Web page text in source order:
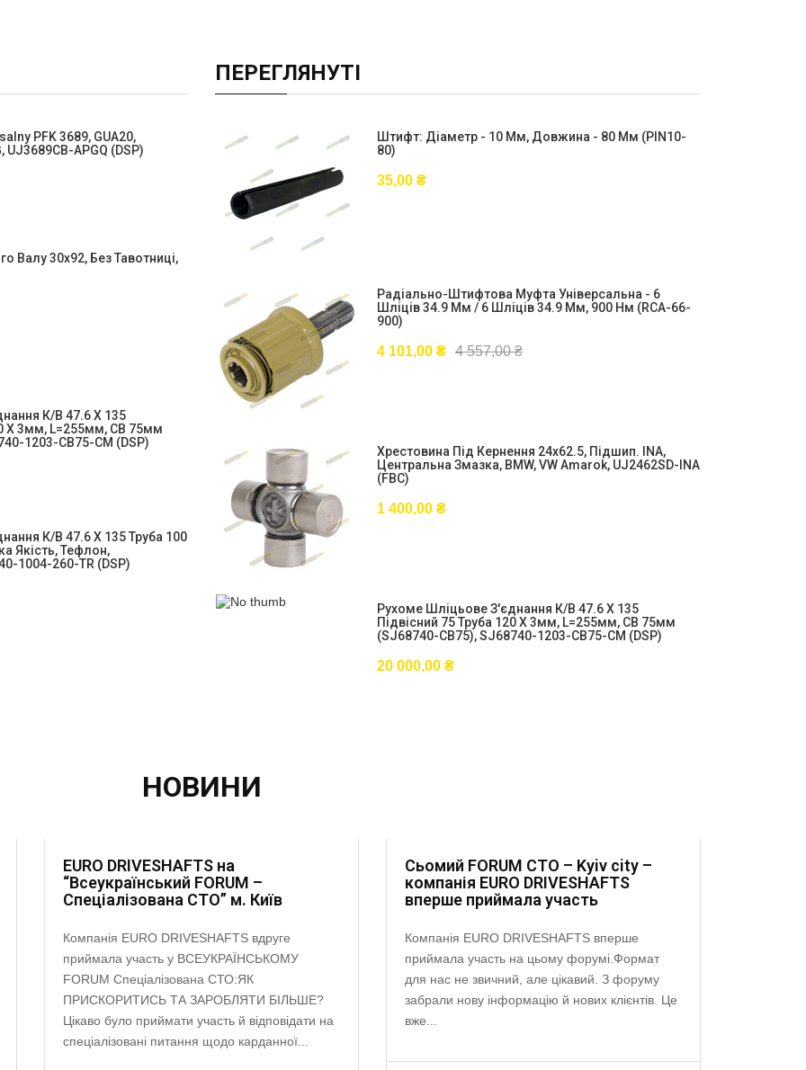
PFK 3689, GUA20,
UJ3689CB-APGQ (DSP)
Валу 30x92, Без Тавотниці,
К/в 47.6 X 135
X 3мм, L=255мм, CB 75мм
1203-CB75-CM (DSP)
К/в 47.6 X 135 Труба 100
Якість, Тефлон,
1004-260-TR (DSP)
ПЕРЕГЛЯНУТІ
- 8 Шліців / 8 Шліців
1200 Нм, (FCA-88-1200)
Штифт: Діаметр - 10 Мм, Довжина - 80 Мм (PIN10-
80)
35,00 ₴
Радіально-Штифтова Муфта Універсальна - 6
Шліців 34.9 Мм / 6 Шліців 34.9 Мм, 900 Нм (RCA-66-
900)
4 557,00₴
4 101,00 ₴
Хрестовина Під Кернення 24x62.5, Підшип. INA,
Центральна Змазка, BMW, VW Amarok, UJ2462SD-INA
(FBC)
1 400,00 ₴
Рухоме Шліцьове З'єднання К/в 47.6 X 135
Підвісний 75 Труба 120 X 3мм, L=255мм, CB 75мм
(SJ68740-CB75), SJ68740-1203-CB75-CM (DSP)
20 000,00 ₴
НОВИНИ
EURO DRIVESHAFTS на
“Всеукраїнський FORUM –
Спеціалізована СТО” м. Київ
Компанія EURO DRIVESHAFTS вдруге
приймала участь у ВСЕУКРАЇНСЬКОМУ
FORUM Спеціалізована СТО:ЯК
ПРИСКОРИТИСЬ ТА ЗАРОБЛЯТИ БІЛЬШЕ?
Цікаво було приймати участь й відповідати на
спеціалізовані питання щодо карданної...
Сьомий FORUM СТО – Kyiv city –
компанія EURO DRIVESHAFTS
вперше приймала участь
Компанія EURO DRIVESHAFTS вперше
приймала участь на цьому форумі.Формат
для нас не звичний, але цікавий. З форуму
забрали нову інформацію й нових клієнтів. Це
вже...